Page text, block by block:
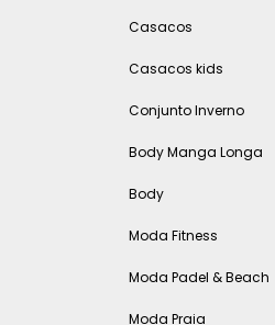
Casacos
Casacos kids
Conjunto Inverno
Body Manga Longa
Body
Moda Fitness
Moda Padel & Beach
Moda Praia